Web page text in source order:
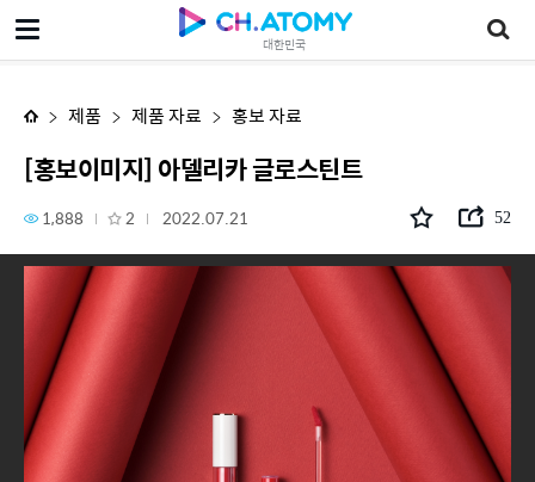
대한민국
[홍보이미지] 아델리카 글로스틴트
제품 제품 자료 홍보 자료
[홍보이미지] 아델리카 글로스틴트
1,888 2 2022.07.21 52